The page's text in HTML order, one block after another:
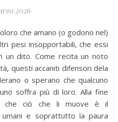
2026
pesi insopportabili, che essi
un dito. Come recita un noto
questi accaniti difensori dela
o sperano che qualcuno
soffra più di loro. Alla fine
che ciò che li muove è il
e soprattutto la paura